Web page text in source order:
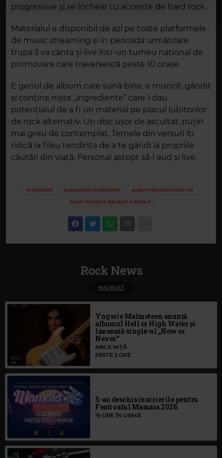
progressive și se încheie cu accente de hard rock.
Materialul e disponibil de azi pe toate platformele
de music streaming și în perioada următoare
trupa îl va cânta și live într-un turneu național de
promovare care traversează peste 10 orașe.
E genul de album care sună bine, e muncit, gândit
și conține niște „ingrediente” care-i dau
potențialul de a fi un material pe placul iubitorilor
de rock alternativ. Un disc ușor de ascultat, puțin
mai greu de contemplat. Temele din versuri îți
ridică la fileu tendința de a te gândi la propriile
căutări din viață. Personal aștept să-l aud și live.
EYEDROPS ALBUM NOU EYEDROPS ALBUM REVIEW ROCK FM
GĂSIT. RĂTĂCIT. REGĂSIT. PIERDUT
Rock News
MAI MULT
Yngwie Malmsteen anunță
albumul Hell or High Water și
lansează single-ul „Now or
Never”
ANCA NIȚĂ
PESTE 2 ORE
S-au deschis înscrierile pentru
Festivalul Mamaia 2026
19 ORE ÎN URMĂ